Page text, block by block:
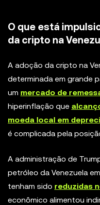
O que está
da cripto na
A adoção da cripto na
determinada em grande
um mercado de
hiperinflação que
moeda local em
é complicada pela
A administração de
petróleo da Venezuela
tenham sido reduzidas
econômico alimentou